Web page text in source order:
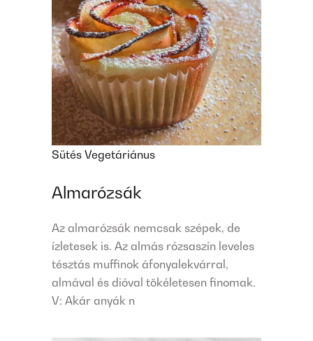
Sütés Vegetáriánus
Almarózsák
Az almarózsák nemcsak szépek, de
ízletesek is. Az almás rózsaszín leveles
tésztás muffinok áfonyalekvárral,
almával és dióval tökéletesen finomak.
V: Akár anyák n